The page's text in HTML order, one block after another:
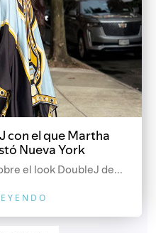
con el que Martha
Nueva York
el look DoubleJ de...